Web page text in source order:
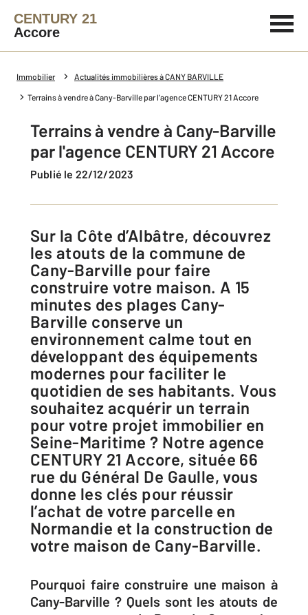
CENTURY 21
Accore
Immobilier Actualités immobilières à CANY BARVILLE
Terrains à vendre à Cany-Barville par l'agence CENTURY 21 Accore
Terrains à vendre à Cany-Barville
par l'agence CENTURY 21 Accore
Publié le 22/12/2023
Sur la Côte d’Albâtre, découvrez
les atouts de la commune de
Cany-Barville pour faire
construire votre maison. A 15
minutes des plages Cany-
Barville conserve un
environnement calme tout en
développant des équipements
modernes pour faciliter le
quotidien de ses habitants. Vous
souhaitez acquérir un terrain
pour votre projet immobilier en
Seine-Maritime ? Notre agence
CENTURY 21 Accore, située 66
rue du Général De Gaulle, vous
donne les clés pour réussir
l’achat de votre parcelle en
Normandie et la construction de
votre maison de Cany-Barville.
Pourquoi faire construire une maison à
Cany-Barville ? Quels sont les atouts de